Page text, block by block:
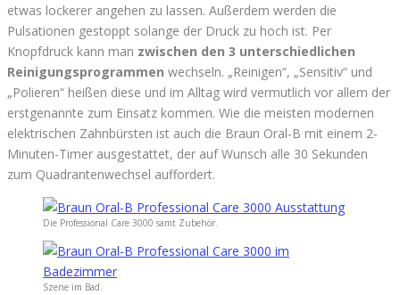
etwas lockerer angehen zu lassen. Außerdem werden die
Pulsationen gestoppt solange der Druck zu hoch ist. Per
Knopfdruck kann man zwischen den 3 unterschiedlichen
Reinigungsprogrammen wechseln. „Reinigen“, „Sensitiv“ und
„Polieren“ heißen diese und im Alltag wird vermutlich vor allem der
erstgenannte zum Einsatz kommen. Wie die meisten modernen
elektrischen Zahnbürsten ist auch die Braun Oral-B mit einem 2-
Minuten-Timer ausgestattet, der auf Wunsch alle 30 Sekunden
zum Quadrantenwechsel auffordert.
Die Professional Care 3000 samt Zubehör.
Szene im Bad.